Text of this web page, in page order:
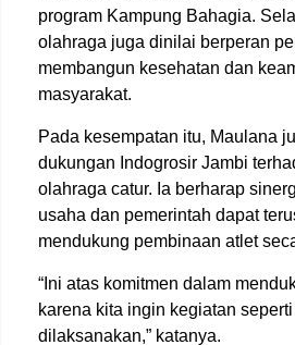
program Kampung Bahagia.
olahraga juga dinilai berperan
membangun kesehatan dan
masyarakat.
Pada kesempatan itu, Maulana
dukungan Indogrosir Jambi
olahraga catur. Ia berharap
usaha dan pemerintah dapat
mendukung pembinaan atlet
“Ini atas komitmen dalam
karena kita ingin kegiatan
dilaksanakan,” katanya.